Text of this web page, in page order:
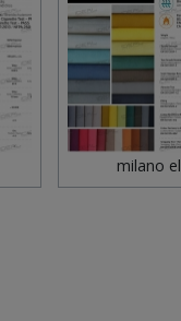
milano el